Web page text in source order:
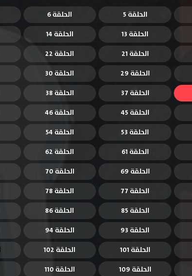
الحلقة 5 الحلقة 6
الحلقة 13 الحلقة 14
الحلقة 21 الحلقة 22
الحلقة 29 الحلقة 30
الحلقة 37 الحلقة 38
الحلقة 45 الحلقة 46
الحلقة 53 الحلقة 54
الحلقة 61 الحلقة 62
الحلقة 69 الحلقة 70
الحلقة 77 الحلقة 78
الحلقة 85 الحلقة 86
الحلقة 93 الحلقة 94
الحلقة 101 الحلقة 102
الحلقة 109 الحلقة 110